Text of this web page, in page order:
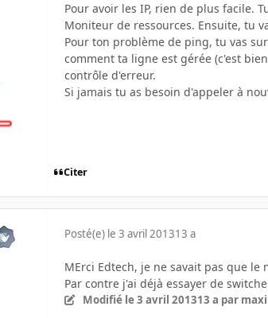
Pour avoir les IP, rien de plus facile.
Moniteur de ressources. Ensuite, tu
Pour ton problème de ping, tu vas sur
comment ta ligne est gérée (c'est
contrôle d'erreur.
Si jamais tu as besoin d'appeler à
Citer
Posté(e) le 3 avril 201313 a
MErci Edtech, je ne savait pas que
Par contre j'ai déjà essayer de
Modifié le 3 avril 201313 a par